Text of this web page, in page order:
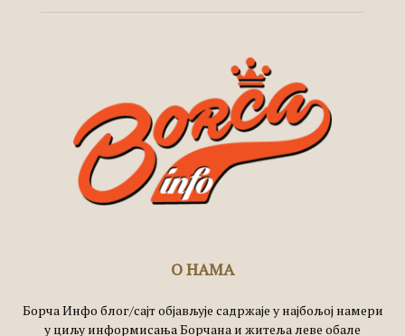
О НАМА
Борча Инфо блог/сајт објављује садржаје у најбољој намери
у циљу информисања Борчана и житеља леве обале